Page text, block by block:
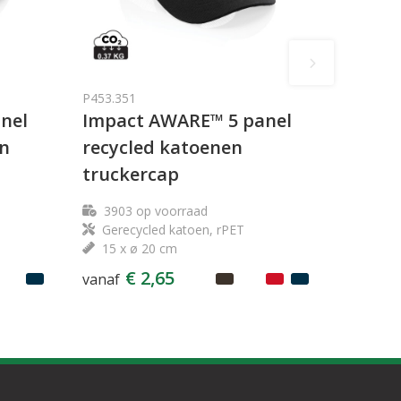
P453.351
Impact AWARE™ 5 panel
recycled katoenen
truckercap
3903 op voorraad
Gerecycled katoen, rPET
15 x ø 20 cm
vanaf € 2,65